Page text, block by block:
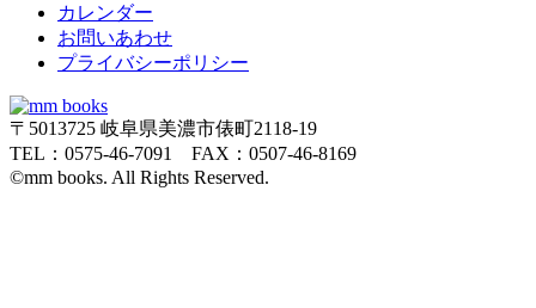
カレンダー
お問いあわせ
プライバシーポリシー
〒5013725 岐阜県美濃市俵町2118-19
TEL：0575-46-7091 FAX：0507-46-8169
©mm books. All Rights Reserved.